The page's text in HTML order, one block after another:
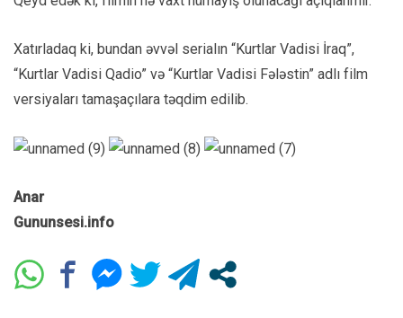
Xatırladaq ki, bundan əvvəl serialın “Kurtlar Vadisi İraq”,
“Kurtlar Vadisi Qadio” və “Kurtlar Vadisi Fələstin” adlı film
versiyaları tamaşaçılara təqdim edilib.
Anar
Gununsesi.info